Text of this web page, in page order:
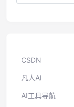
CSDN
凡人AI
AI工具导航